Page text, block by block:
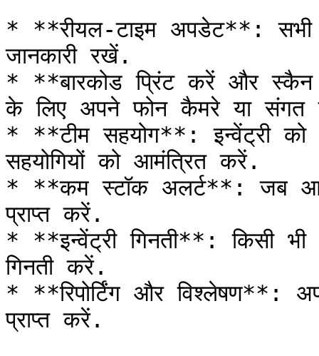
* **रीयल-टाइम अपडेट**: सभी
जानकारी रखें.
* **बारकोड प्रिंट करें और
के लिए अपने फोन कैमरे या संगत
* **टीम सहयोग**: इन्वेंट्री
सहयोगियों को आमंत्रित करें.
* **कम स्टॉक अलर्ट**: जब
प्राप्त करें.
* **इन्वेंट्री गिनती**: किसी
गिनती करें.
* **रिपोर्टिंग और विश्लेषण**:
प्राप्त करें.